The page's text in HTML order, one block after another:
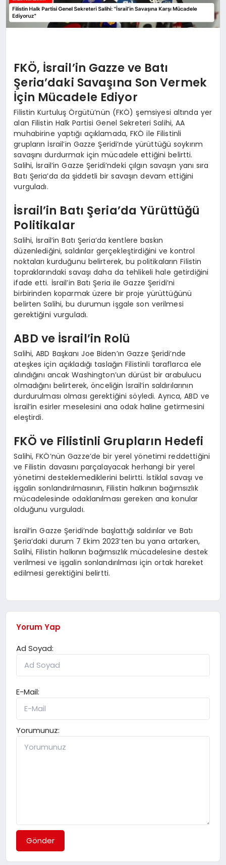
FKÖ, İsrail’in Gazze ve Batı
Şeria’daki Savaşına Son Vermek
İçin Mücadele Ediyor
Filistin Kurtuluş Örgütü’nün (FKÖ) şemsiyesi altında yer
alan Filistin Halk Partisi Genel Sekreteri Salihi, AA
muhabirine yaptığı açıklamada, FKÖ ile Filistinli
grupların İsrail’in Gazze Şeridi’nde yürüttüğü soykırım
savaşını durdurmak için mücadele ettiğini belirtti.
Salihi, İsrail’in Gazze Şeridi’ndeki çılgın savaşın yanı sıra
Batı Şeria’da da şiddetli bir savaşın devam ettiğini
vurguladı.
İsrail’in Batı Şeria’da Yürüttüğü
Politikalar
Salihi, İsrail’in Batı Şeria’da kentlere baskın
düzenlediğini, saldırılar gerçekleştirdiğini ve kontrol
noktaları kurduğunu belirterek, bu politikaların Filistin
topraklarındaki savaşı daha da tehlikeli hale getirdiğini
ifade etti. İsrail’in Batı Şeria ile Gazze Şeridi’ni
birbirinden koparmak üzere bir proje yürüttüğünü
belirten Salihi, bu durumun işgale son verilmesi
gerektiğini vurguladı.
ABD ve İsrail’in Rolü
Salihi, ABD Başkanı Joe Biden’ın Gazze Şeridi’nde
ateşkes için açıkladığı taslağın Filistinli taraflarca ele
alındığını ancak Washington’un dürüst bir arabulucu
olmadığını belirterek, önceliğin İsrail’in saldırılarının
durdurulması olması gerektiğini söyledi. Ayrıca, ABD ve
İsrail’in esirler meselesini ana odak haline getirmesini
eleştirdi.
FKÖ ve Filistinli Grupların Hedefi
Salihi, FKÖ’nün Gazze’de bir yerel yönetimi reddettiğini
ve Filistin davasını parçalayacak herhangi bir yerel
yönetimi desteklemediklerini belirtti. İstiklal savaşı ve
işgalin sonlandırılmasının, Filistin halkının bağımsızlık
mücadelesinde odaklanılması gereken ana konular
olduğunu vurguladı.
İsrail’in Gazze Şeridi’nde başlattığı saldırılar ve Batı
Şeria’daki durum 7 Ekim 2023’ten bu yana artarken,
Salihi, Filistin halkının bağımsızlık mücadelesine destek
verilmesi ve işgalin sonlandırılması için ortak hareket
edilmesi gerektiğini belirtti.
Yorum Yap
Ad Soyad:
E-Mail:
Yorumunuz:
Gönder